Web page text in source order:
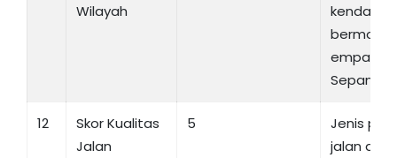
Wilayah
empat
12
Skor Kualitas
Jalan
5
Jenis
jalan